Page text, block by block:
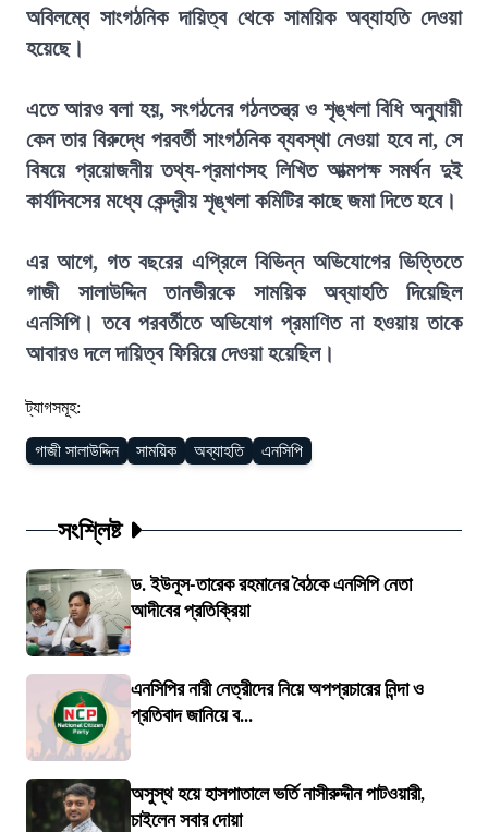
অবিলম্বে সাংগঠনিক দায়িত্ব থেকে সাময়িক অব্যাহতি দেওয়া
হয়েছে।
এতে আরও বলা হয়, সংগঠনের গঠনতন্ত্র ও শৃঙ্খলা বিধি অনুযায়ী
কেন তার বিরুদ্ধে পরবর্তী সাংগঠনিক ব্যবস্থা নেওয়া হবে না, সে
বিষয়ে প্রয়োজনীয় তথ্য-প্রমাণসহ লিখিত আত্মপক্ষ সমর্থন দুই
কার্যদিবসের মধ্যে কেন্দ্রীয় শৃঙ্খলা কমিটির কাছে জমা দিতে হবে।
এর আগে, গত বছরের এপ্রিলে বিভিন্ন অভিযোগের ভিত্তিতে
গাজী সালাউদ্দিন তানভীরকে সাময়িক অব্যাহতি দিয়েছিল
এনসিপি। তবে পরবর্তীতে অভিযোগ প্রমাণিত না হওয়ায় তাকে
আবারও দলে দায়িত্ব ফিরিয়ে দেওয়া হয়েছিল।
ট্যাগসমূহ:
গাজী সালাউদ্দিন সাময়িক অব্যাহতি এনসিপি
সংশ্লিষ্ট
ড. ইউনূস-তারেক রহমানের বৈঠকে এনসিপি নেতা
আদীবের প্রতিক্রিয়া
এনসিপির নারী নেত্রীদের নিয়ে অপপ্রচারের নিন্দা ও
প্রতিবাদ জানিয়ে ব...
অসুস্থ হয়ে হাসপাতালে ভর্তি নাসীরুদ্দীন পাটওয়ারী,
চাইলেন সবার দোয়া